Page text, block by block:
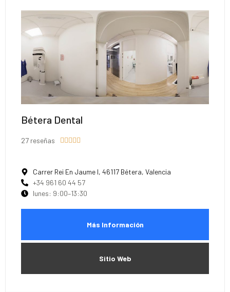
Bétera Dental
27 reseñas     
Carrer Rei En Jaume I, 46117 Bétera, Valencia
+34 961 60 44 57
lunes: 9:00–13:30
Más Información
Sitio Web